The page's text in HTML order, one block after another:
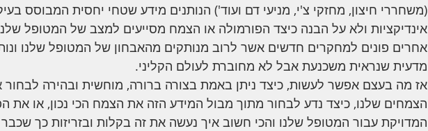
(משחררי חיצון, מחזקי צ'י, מניעי דם ועוד') הנותנים מידע שטחי יחסית המבוסס
אינדיקציות ולא על הבנה כיצד הפורמולה או הצמח מסייעים למצב של המטופל
אחרים פונים למחקרים חדשים אשר לרוב מנותקים מהאבחון של המטופל שלנו
מדעית שנראית משכנעת אבל לא מחוברת לעולם הקליני.
אז מה בעצם אפשר לעשות, כיצד ניתן באמת בצורה ברורה, מוחשית ובהירה
הצמחים שלנו, כיצד נדע לבחור מתוך מבול המידע הזה את הצמח הכי נכון, או את
המדויקת עבור המטופל שלנו והכי חשוב איך נעשה את זה בקלות ובזריזות כך